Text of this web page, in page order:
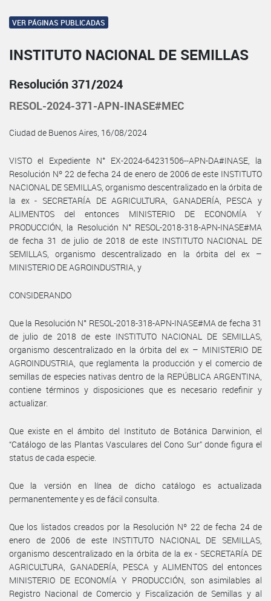
VER PÁGINAS PUBLICADAS
INSTITUTO NACIONAL DE SEMILLAS
Resolución 371/2024
RESOL-2024-371-APN-INASE#MEC
Ciudad de Buenos Aires, 16/08/2024
VISTO el Expediente N° EX-2024-64231506--APN-DA#INASE, la
Resolución Nº 22 de fecha 24 de enero de 2006 de este INSTITUTO
NACIONAL DE SEMILLAS, organismo descentralizado en la órbita de
la ex - SECRETARÍA DE AGRICULTURA, GANADERÍA, PESCA y
ALIMENTOS del entonces MINISTERIO DE ECONOMÍA Y
PRODUCCIÓN, la Resolución N° RESOL-2018-318-APN-INASE#MA
de fecha 31 de julio de 2018 de este INSTITUTO NACIONAL DE
SEMILLAS, organismo descentralizado en la órbita del ex –
MINISTERIO DE AGROINDUSTRIA, y
CONSIDERANDO
Que la Resolución N° RESOL-2018-318-APN-INASE#MA de fecha 31
de julio de 2018 de este INSTITUTO NACIONAL DE SEMILLAS,
organismo descentralizado en la órbita del ex – MINISTERIO DE
AGROINDUSTRIA, que reglamenta la producción y el comercio de
semillas de especies nativas dentro de la REPÚBLICA ARGENTINA,
contiene términos y disposiciones que es necesario redefinir y
actualizar.
Que existe en el ámbito del Instituto de Botánica Darwinion, el
“Catálogo de las Plantas Vasculares del Cono Sur” donde figura el
status de cada especie.
Que la versión en línea de dicho catálogo es actualizada
permanentemente y es de fácil consulta.
Que los listados creados por la Resolución Nº 22 de fecha 24 de
enero de 2006 de este INSTITUTO NACIONAL DE SEMILLAS,
organismo descentralizado en la órbita de la ex - SECRETARÍA DE
AGRICULTURA, GANADERÍA, PESCA y ALIMENTOS del entonces
MINISTERIO DE ECONOMÍA Y PRODUCCIÓN, son asimilables al
Registro Nacional de Comercio y Fiscalización de Semillas y al